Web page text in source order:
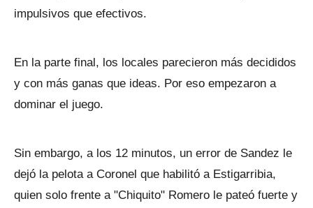
impulsivos que efectivos.
En la parte final, los locales parecieron más decididos
y con más ganas que ideas. Por eso empezaron a
dominar el juego.
Sin embargo, a los 12 minutos, un error de Sandez le
dejó la pelota a Coronel que habilitó a Estigarribia,
quien solo frente a "Chiquito" Romero le pateó fuerte y